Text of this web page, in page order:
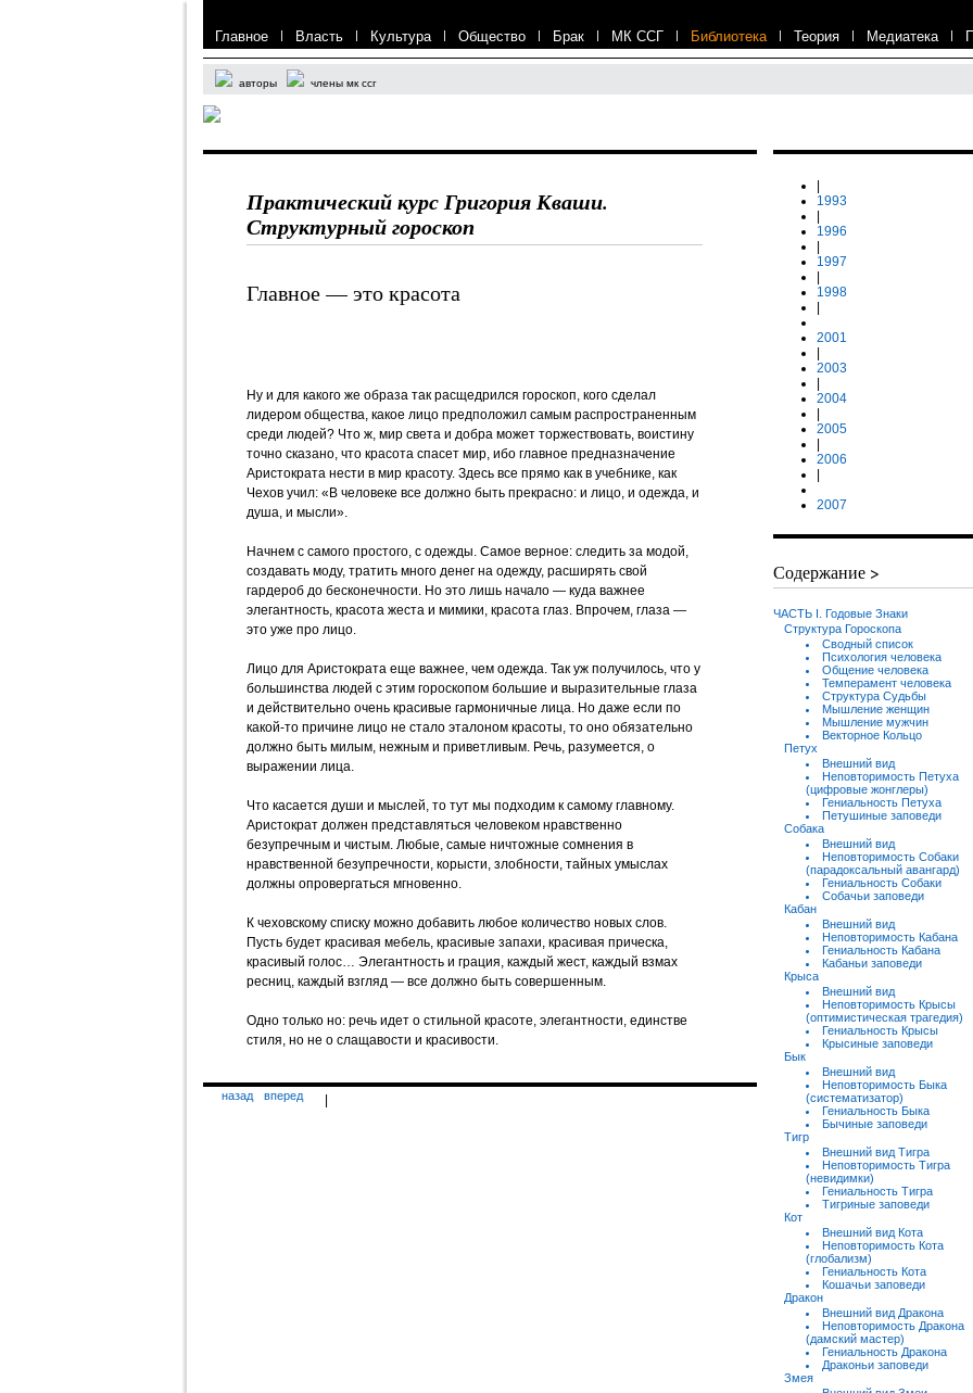
Главное | Власть | Культура | Общество | Брак | МК ССГ | Библиотека | Теория | Медиатека |
авторы члены мк ссг
Практический курс Григория Кваши.
Структурный гороскоп
Главное — это красота
Ну и для какого же образа так расщедрился гороскоп, кого сделал
лидером общества, какое лицо предположил самым распространенным
среди людей? Что ж, мир света и добра может торжествовать, воистину
точно сказано, что красота спасет мир, ибо главное предназначение
Аристократа нести в мир красоту. Здесь все прямо как в учебнике, как
Чехов учил: «В человеке все должно быть прекрасно: и лицо, и одежда, и
душа, и мысли».
Начнем с самого простого, с одежды. Самое верное: следить за модой,
создавать моду, тратить много денег на одежду, расширять свой
гардероб до бесконечности. Но это лишь начало — куда важнее
элегантность, красота жеста и мимики, красота глаз. Впрочем, глаза —
это уже про лицо.
Лицо для Аристократа еще важнее, чем одежда. Так уж получилось, что у
большинства людей с этим гороскопом большие и выразительные глаза
и действительно очень красивые гармоничные лица. Но даже если по
какой-то причине лицо не стало эталоном красоты, то оно обязательно
должно быть милым, нежным и приветливым. Речь, разумеется, о
выражении лица.
Что касается души и мыслей, то тут мы подходим к самому главному.
Аристократ должен представляться человеком нравственно
безупречным и чистым. Любые, самые ничтожные сомнения в
нравственной безупречности, корысти, злобности, тайных умыслах
должны опровергаться мгновенно.
К чеховскому списку можно добавить любое количество новых слов.
Пусть будет красивая мебель, красивые запахи, красивая прическа,
красивый голос… Элегантность и грация, каждый жест, каждый взмах
ресниц, каждый взгляд — все должно быть совершенным.
Одно только но: речь идет о стильной красоте, элегантности, единстве
стиля, но не о слащавости и красивости.
назад вперед
1993
1996
1997
1998
2001
2003
2004
2005
2006
2007
Содержание >
ЧАСТЬ I. Годовые Знаки
Структура Гороскопа
Сводный список
Психология человека
Общение человека
Темперамент человека
Структура Судьбы
Мышление женщин
Мышление мужчин
Векторное Кольцо
Петух
Внешний вид
Неповторимость Петуха
(цифровые жонглеры)
Гениальность Петуха
Петушиные заповеди
Собака
Внешний вид
Неповторимость Собаки
(парадоксальный авангард)
Гениальность Собаки
Собачьи заповеди
Кабан
Внешний вид
Неповторимость Кабана
Гениальность Кабана
Кабаньи заповеди
Крыса
Внешний вид
Неповторимость Крысы
(оптимистическая трагедия)
Гениальность Крысы
Крысиные заповеди
Бык
Внешний вид
Неповторимость Быка
(систематизатор)
Гениальность Быка
Бычиные заповеди
Тигр
Внешний вид Тигра
Неповторимость Тигра
(невидимки)
Гениальность Тигра
Тигриные заповеди
Кот
Внешний вид Кота
Неповторимость Кота
(глобализм)
Гениальность Кота
Кошачьи заповеди
Дракон
Внешний вид Дракона
Неповторимость Дракона
(дамский мастер)
Гениальность Дракона
Драконьи заповеди
Змея